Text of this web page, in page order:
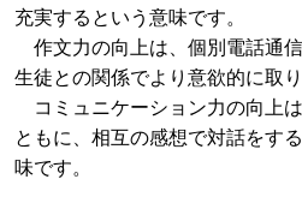
充実するという意味です。
作文力の向上は、個別電話通
生徒との関係でより意欲的に取
コミュニケーション力の向上
ともに、相互の感想で対話をす
味です。